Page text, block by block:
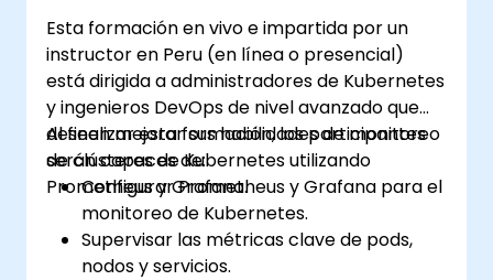
Esta formación en vivo e impartida por un
instructor en Peru (en línea o presencial)
está dirigida a administradores de Kubernetes
y ingenieros DevOps de nivel avanzado que
deseen mejorar sus habilidades de monitoreo
de clústeres de Kubernetes utilizando
Prometheus y Grafana.
Al finalizar esta formación, los participantes
serán capaces de:
Configurar Prometheus y Grafana para el
monitoreo de Kubernetes.
Supervisar las métricas clave de pods,
nodos y servicios.